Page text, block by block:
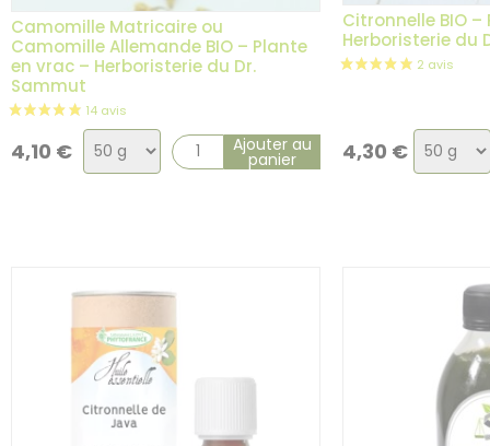
4 avis
Camomille Matricaire ou
Camomille Allemande BIO – Plante
en vrac – Herboristerie du Dr.
Sammut
4,10 €
Choix
de
Ajouter au
panier
Citronnelle BIO
Herboristerie du
4,30 € Choix
de